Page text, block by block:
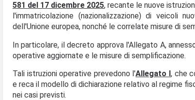
581 del 17 dicembre 2025, recante le nuove
l'immatricolazione (nazionalizzazione) di veicoli
dell'Unione europea, nonché le correlate misure di
In particolare, il decreto approva l'Allegato A,
operative aggiornate e le misure di semplificazione.
Tali istruzioni operative prevedono l'Allegato I, che
e reca il modello di dichiarazione relativo al regime
nei casi previsti.